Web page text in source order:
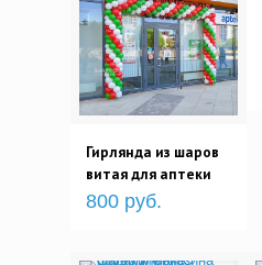
Гирлянда из шаров
витая для аптеки
800 руб.